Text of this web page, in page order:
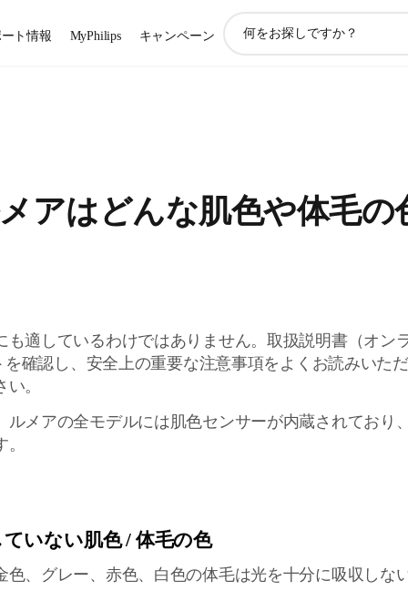
ト情報 MyPhilips キャンペーン
索
アはどんな肌色や体毛の
も適しているわけではありません。取扱説明書（オン
確認し、安全上の重要な注意事項をよくお読みいた
い。
ルメアの全モデルには肌色センサーが内蔵されており
。
いない肌色 / 体毛の色
色、グレー、赤色、白色の体毛は光を十分に吸収しな